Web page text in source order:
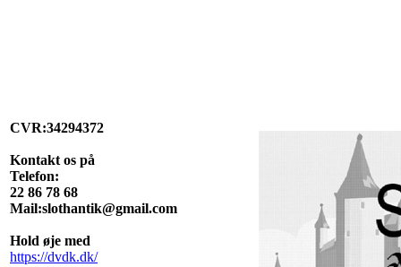
CVR:34294372
Kontakt os på
Telefon:
22 86 78 68
Mail:slothantik@gmail.com
Hold øje med
https://dvdk.dk/